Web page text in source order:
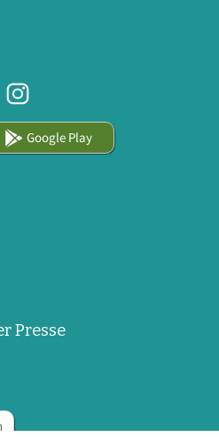
Google Play
Presse